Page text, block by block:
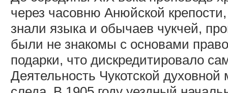
через часовню Анюйской
знали языка и обычаев чукчей,
были не знакомы с основами
подарки, что дискредитировало
Деятельность Чукотской духовной